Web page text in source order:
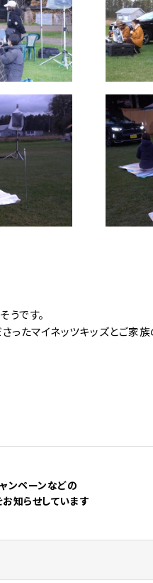
です。
ったマイネッツキッズとご家族
ンペーンなどの
知らせしています